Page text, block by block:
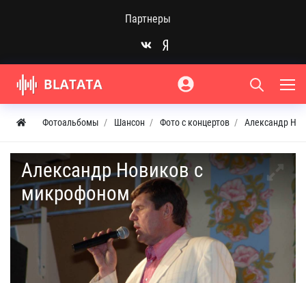
Партнеры
Фотоальбомы Шансон Фото с концертов Александр
Александр Новиков с
микрофоном